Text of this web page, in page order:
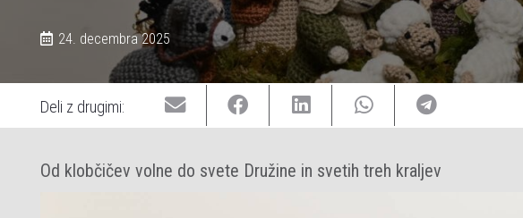
24. decembra 2025
Deli z drugimi:
Od klobčičev volne do svete Družine in svetih treh kraljev